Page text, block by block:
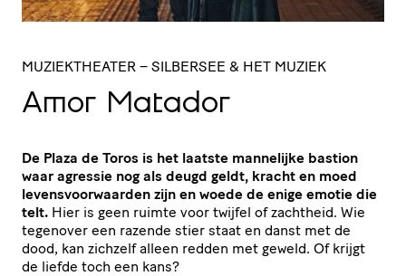
MUZIEKTHEATER – SILBERSEE & HET MUZIEK
Amor Matador
De Plaza de Toros is het laatste mannelijke bastion
waar agressie nog als deugd geldt, kracht en moed
levensvoorwaarden zijn en woede de enige emotie die
telt. Hier is geen ruimte voor twijfel of zachtheid. Wie
tegenover een razende stier staat en danst met de
dood, kan zichzelf alleen redden met geweld. Of krijgt
de liefde toch een kans?